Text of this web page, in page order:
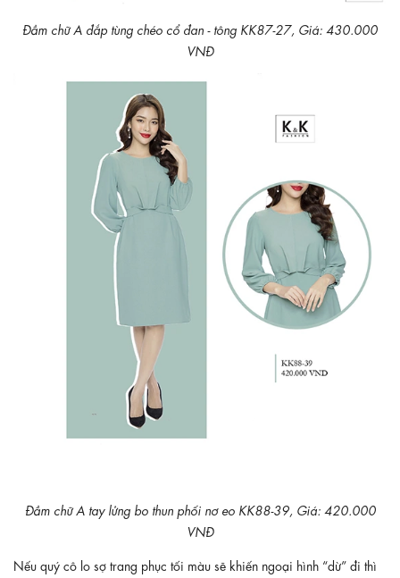
Đầm chữ A đắp tùng chéo cổ đan - tông KK87-27, Giá: 430.000
VNĐ
Đầm chữ A tay lửng bo thun phối nơ eo KK88-39, Giá: 420.000
VNĐ
Nếu quý cô lo sợ trang phục tối màu sẽ khiến ngoại hình “dừ” đi thì